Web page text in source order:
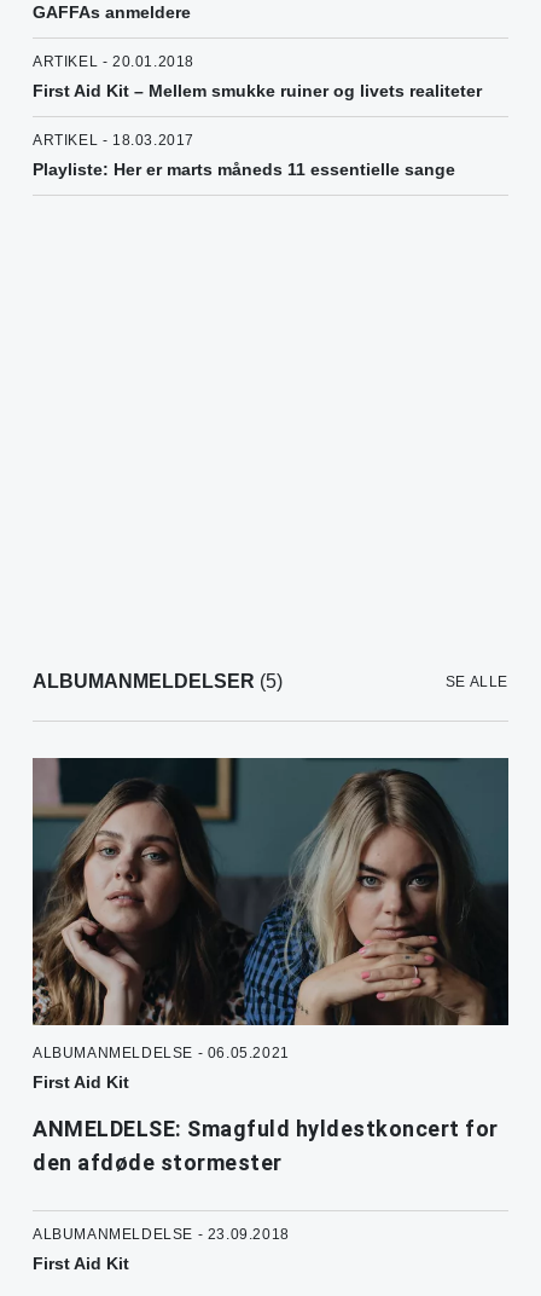
GAFFAs anmeldere
ARTIKEL - 20.01.2018
First Aid Kit – Mellem smukke ruiner og livets realiteter
ARTIKEL - 18.03.2017
Playliste: Her er marts måneds 11 essentielle sange
ALBUMANMELDELSER (5) SE ALLE
ALBUMANMELDELSE - 06.05.2021
First Aid Kit
ANMELDELSE: Smagfuld hyldestkoncert for
den afdøde stormester
ALBUMANMELDELSE - 23.09.2018
First Aid Kit